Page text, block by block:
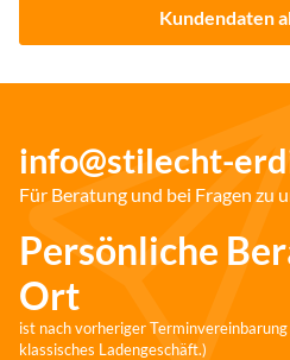
Kundendaten
info@stilecht-
Für Beratung und bei Fragen zu
Persönliche
Ort
ist nach vorheriger
klassisches Ladengeschäft.)